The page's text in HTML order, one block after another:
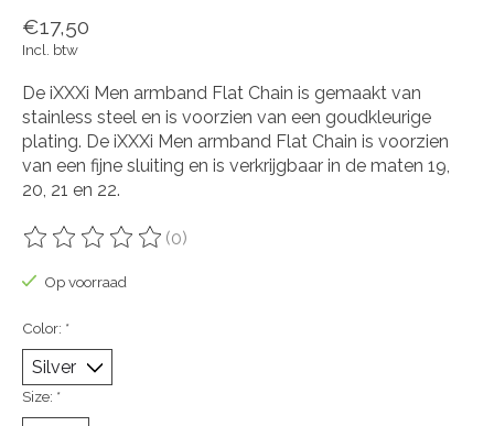
€17,50
Incl. btw
De iXXXi Men armband Flat Chain is gemaakt van
stainless steel en is voorzien van een goudkleurige
plating. De iXXXi Men armband Flat Chain is voorzien
van een fijne sluiting en is verkrijgbaar in de maten 19,
20, 21 en 22.
De beoordeling van dit product is
(0)
Op voorraad
Color: *
Size: *